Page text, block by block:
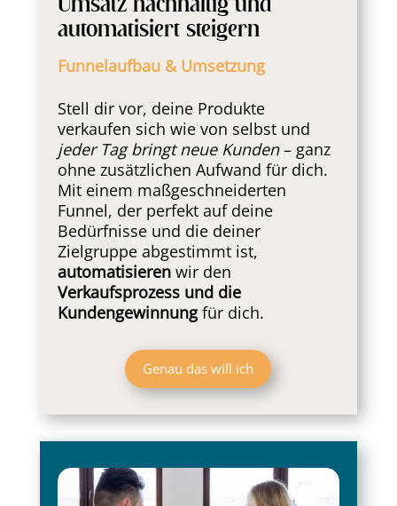
automatisiert steigern
Funnelaufbau & Umsetzung
Stell dir vor, deine Produkte
verkaufen sich wie von selbst und
jeder Tag bringt neue Kunden– ganz
ohne zusätzlichen Aufwand für dich.
Mit einem maßgeschneiderten
Funnel, der perfekt auf deine
Bedürfnisse und die deiner
Zielgruppe abgestimmt ist,
automatisieren wir den
Verkaufsprozess und die
Kundengewinnungfür dich.
Genau das will ich